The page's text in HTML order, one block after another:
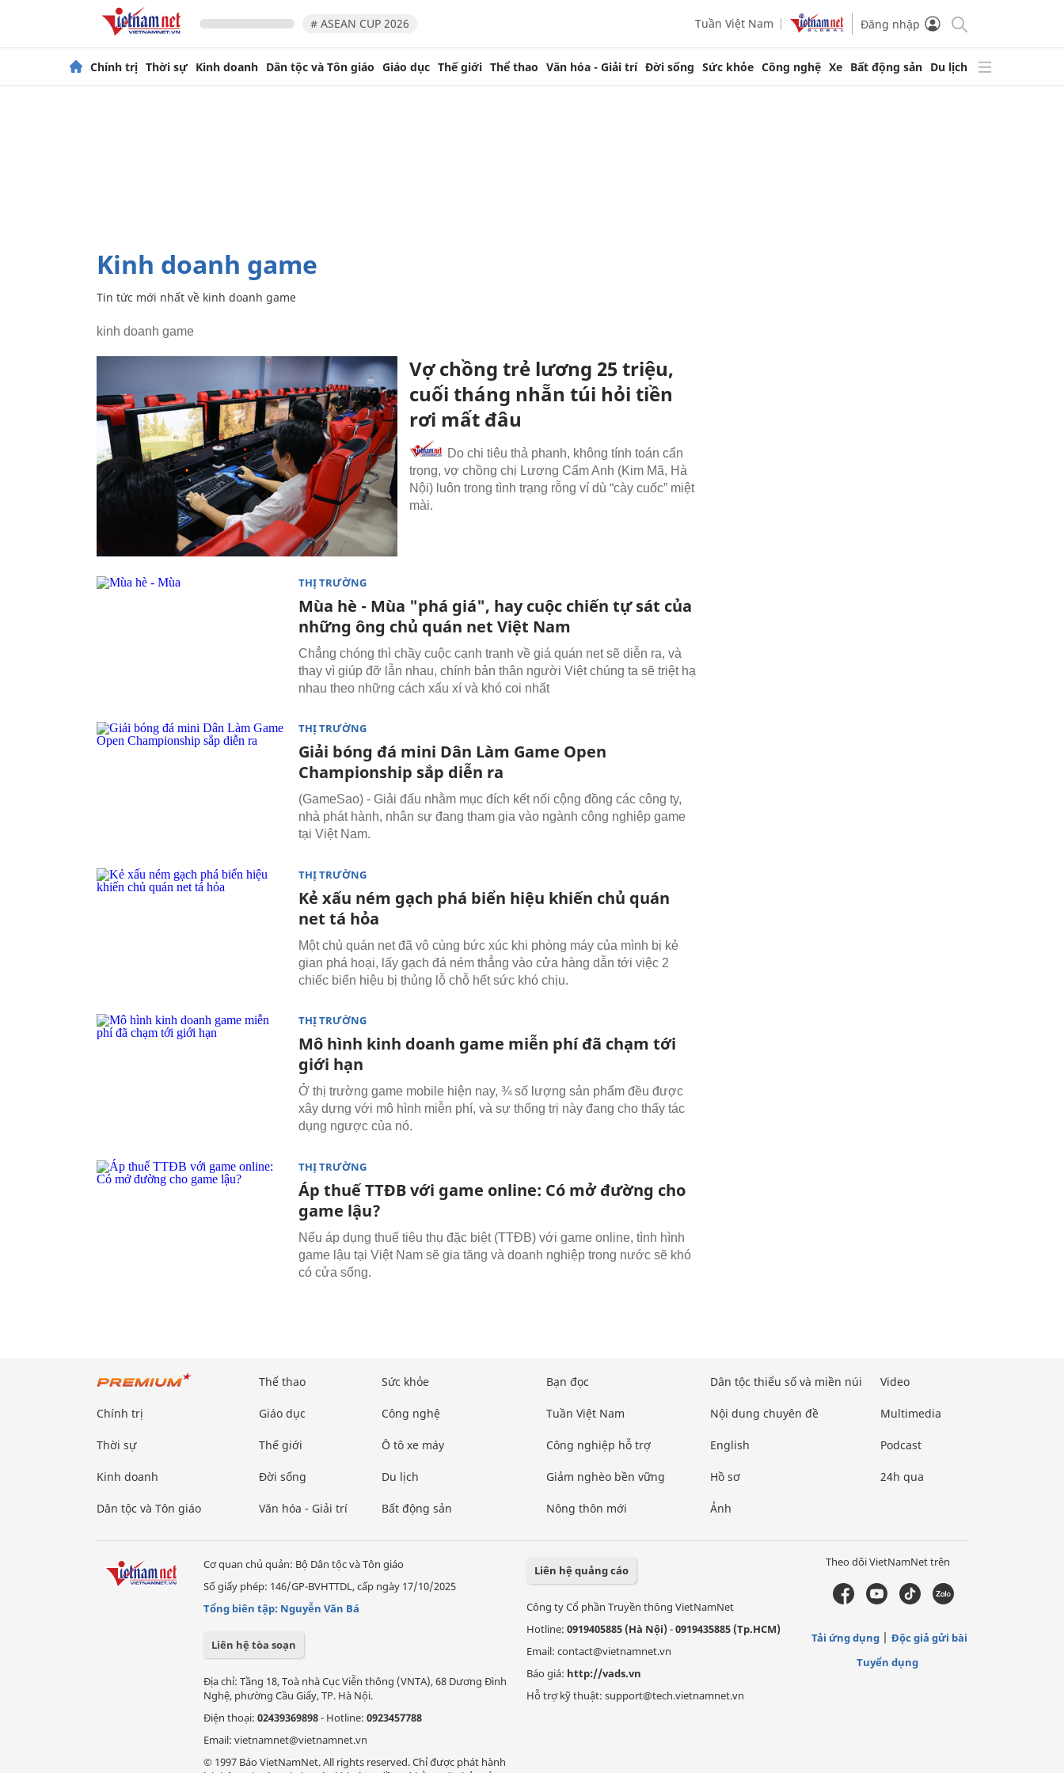
# ASEAN CUP 2026 Tuần Việt Nam Đăng nhập
Chính trị Thời sự Kinh doanh Dân tộc và Tôn giáo Giáo dục Thế giới Thể thao Văn hóa - Giải trí Đời sống Sức khỏe Công nghệ Xe Bất động sản Du lịch
kinh doanh game
Tin tức mới nhất về kinh doanh game
kinh doanh game
Vợ chồng trẻ lương 25 triệu,
cuối tháng nhẵn túi hỏi tiền
rơi mất đâu
Do chi tiêu thả phanh, không tính toán cẩn
trọng, vợ chồng chị Lương Cẩm Anh (Kim Mã, Hà
Nội) luôn trong tình trạng rỗng ví dù “cày cuốc” miệt
mài.
THỊ TRƯỜNG
Mùa hè - Mùa "phá giá", hay cuộc chiến tự sát của
những ông chủ quán net Việt Nam
Chẳng chóng thì chầy cuộc cạnh tranh về giá quán net sẽ diễn ra, và
thay vì giúp đỡ lẫn nhau, chính bản thân người Việt chúng ta sẽ triệt hạ
nhau theo những cách xấu xí và khó coi nhất
THỊ TRƯỜNG
Giải bóng đá mini Dân Làm Game Open
Championship sắp diễn ra
(GameSao) - Giải đấu nhằm mục đích kết nối cộng đồng các công ty,
nhà phát hành, nhân sự đang tham gia vào ngành công nghiệp game
tại Việt Nam.
THỊ TRƯỜNG
Kẻ xấu ném gạch phá biển hiệu khiến chủ quán
net tá hỏa
Một chủ quán net đã vô cùng bức xúc khi phòng máy của mình bị kẻ
gian phá hoại, lấy gạch đá ném thẳng vào cửa hàng dẫn tới việc 2
chiếc biển hiệu bị thủng lỗ chỗ hết sức khó chịu.
THỊ TRƯỜNG
Mô hình kinh doanh game miễn phí đã chạm tới
giới hạn
Ở thị trường game mobile hiện nay, ¾ số lượng sản phẩm đều được
xây dựng với mô hình miễn phí, và sự thống trị này đang cho thấy tác
dụng ngược của nó.
THỊ TRƯỜNG
Áp thuế TTĐB với game online: Có mở đường cho
game lậu?
Nếu áp dụng thuế tiêu thụ đặc biệt (TTĐB) với game online, tình hình
game lậu tại Việt Nam sẽ gia tăng và doanh nghiệp trong nước sẽ khó
có cửa sống.
Chính trị
Thời sự
Kinh doanh
Dân tộc và Tôn giáo
Thể thao
Giáo dục
Thế giới
Đời sống
Văn hóa - Giải trí
Sức khỏe
Công nghệ
Ô tô xe máy
Du lịch
Bất động sản
Bạn đọc
Tuần Việt Nam
Công nghiệp hỗ trợ
Giảm nghèo bền vững
Nông thôn mới
Dân tộc thiểu số và miền núi
Nội dung chuyên đề
English
Hồ sơ
Ảnh
Video
Multimedia
Podcast
24h qua
Cơ quan chủ quản: Bộ Dân tộc và Tôn giáo
Số giấy phép: 146/GP-BVHTTDL, cấp ngày 17/10/2025
Tổng biên tập: Nguyễn Văn Bá
Liên hệ tòa soạn
Địa chỉ: Tầng 18, Toà nhà Cục Viễn thông (VNTA), 68 Dương Đình
Nghệ, phường Cầu Giấy, TP. Hà Nội.
Điện thoại: 02439369898- Hotline: 0923457788
Email: vietnamnet@vietnamnet.vn
© 1997 Báo VietNamNet. All rights reserved. Chỉ được phát hành
Liên hệ quảng cáo
Công ty Cổ phần Truyền thông VietNamNet
Hotline: 0919405885 (Hà Nội)-0919435885 (Tp.HCM)
Email: contact@vietnamnet.vn
Báo giá: http://vads.vn
Hỗ trợ kỹ thuật: support@tech.vietnamnet.vn
Theo dõi VietNamNet trên
Tải ứng dụng
Độc giả gửi bài
Tuyển dụng